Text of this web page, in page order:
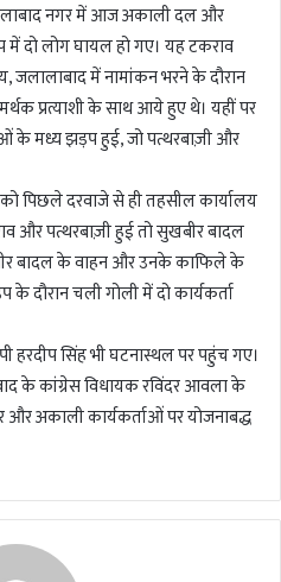
नगर में आज अकाली दल और
दो लोग घायल हो गए। यह टकराव
जलालाबाद में नामांकन भरने के दौरान
प्रत्याशी के साथ आये हुए थे। यहीं पर
के मध्य झड़प हुई, जो पत्थरबाज़ी और
पिछले दरवाजे से ही तहसील कार्यालय
और पत्थरबाज़ी हुई तो सुखबीर बादल
बादल के वाहन और उनके काफिले के
दौरान चली गोली में दो कार्यकर्ता
सिंह भी घटनास्थल पर पहुंच गए।
के कांग्रेस विधायक रविंदर आवला के
और अकाली कार्यकर्ताओं पर योजनाबद्ध